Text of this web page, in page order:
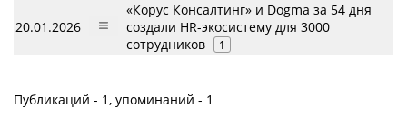
20.01.2026
«Корус Консалтинг» и Dogma за 54 дня
создали HR-экосистему для 3000
сотрудников
1
Публикаций - 1, упоминаний - 1